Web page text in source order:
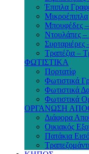
Έπιπλα
Μικροέπιπλα
Μπουφέδες
Ντουλάπες
Συρταριέρες
Τραπέζια –
ΦΩΤΙΣΤΙΚΑ
Πορτατίφ
Φωτιστικά
Φωτιστικά
Φωτιστικά
ΟΡΓΑΝΩΣΗ
Διάφορα
Οικιακός
Πατάκια